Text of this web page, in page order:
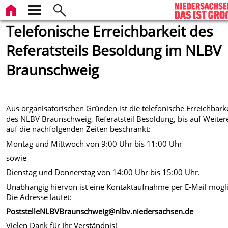
Telefonische Erreichbarkeit des
Referatsteils Besoldung im NLBV
Braunschweig
Aus organisatorischen Gründen ist die telefonische
des NLBV Braunschweig, Referatsteil Besoldung, bis auf
auf die nachfolgenden Zeiten beschränkt:
Montag und Mittwoch von 9:00 Uhr bis 11:00 Uhr
sowie
Dienstag und Donnerstag von 14:00 Uhr bis 15:00 Uhr.
Unabhängig hiervon ist eine Kontaktaufnahme per E-Mail
Die Adresse lautet:
PoststelleNLBVBraunschweig@nlbv.niedersachsen.de
Vielen Dank für Ihr Verständnis!